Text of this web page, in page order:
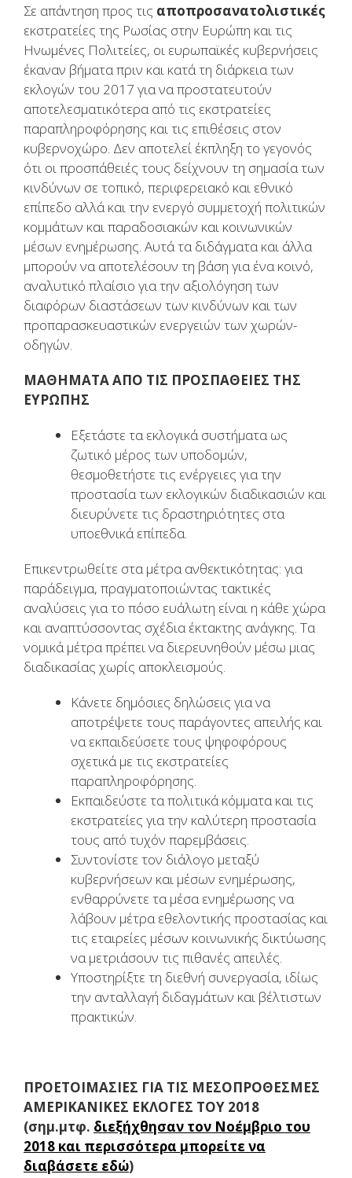
Σε απάντηση προς τις αποπροσανατολιστικές
εκστρατείες της Ρωσίας στην Ευρώπη και τις
Ηνωμένες Πολιτείες, οι ευρωπαϊκές κυβερνήσεις
έκαναν βήματα πριν και κατά τη διάρκεια των
εκλογών του 2017 για να προστατευτούν
αποτελεσματικότερα από τις εκστρατείες
παραπληροφόρησης και τις επιθέσεις στον
κυβερνοχώρο. Δεν αποτελεί έκπληξη το γεγονός
ότι οι προσπάθειές τους δείχνουν τη σημασία των
κινδύνων σε τοπικό, περιφερειακό και εθνικό
επίπεδο αλλά και την ενεργό συμμετοχή πολιτικών
κομμάτων και παραδοσιακών και κοινωνικών
μέσων ενημέρωσης. Αυτά τα διδάγματα και άλλα
μπορούν να αποτελέσουν τη βάση για ένα κοινό,
αναλυτικό πλαίσιο για την αξιολόγηση των
διαφόρων διαστάσεων των κινδύνων και των
προπαρασκευαστικών ενεργειών των χωρών-
οδηγών.
ΜΑΘΗΜΑΤΑ ΑΠΟ ΤΙΣ ΠΡΟΣΠΑΘΕΙΕΣ ΤΗΣ
ΕΥΡΩΠΗΣ
Εξετάστε τα εκλογικά συστήματα ως
ζωτικό μέρος των υποδομών,
θεσμοθετήστε τις ενέργειες για την
προστασία των εκλογικών διαδικασιών και
διευρύνετε τις δραστηριότητες στα
υποεθνικά επίπεδα.
Επικεντρωθείτε στα μέτρα ανθεκτικότητας: για
παράδειγμα, πραγματοποιώντας τακτικές
αναλύσεις για το πόσο ευάλωτη είναι η κάθε χώρα
και αναπτύσσοντας σχέδια έκτακτης ανάγκης. Τα
νομικά μέτρα πρέπει να διερευνηθούν μέσω μιας
διαδικασίας χωρίς αποκλεισμούς.
Κάνετε δημόσιες δηλώσεις για να
αποτρέψετε τους παράγοντες απειλής και
να εκπαιδεύσετε τους ψηφοφόρους
σχετικά με τις εκστρατείες
παραπληροφόρησης.
Εκπαιδεύστε τα πολιτικά κόμματα και τις
εκστρατείες για την καλύτερη προστασία
τους από τυχόν παρεμβάσεις.
Συντονίστε τον διάλογο μεταξύ
κυβερνήσεων και μέσων ενημέρωσης,
ενθαρρύνετε τα μέσα ενημέρωσης να
λάβουν μέτρα εθελοντικής προστασίας και
τις εταιρείες μέσων κοινωνικής δικτύωσης
να μετριάσουν τις πιθανές απειλές.
Υποστηρίξτε τη διεθνή συνεργασία, ιδίως
την ανταλλαγή διδαγμάτων και βέλτιστων
πρακτικών.
ΠΡΟΕΤΟΙΜΑΣΙΕΣ ΓΙΑ ΤΙΣ ΜΕΣΟΠΡΟΘΕΣΜΕΣ
ΑΜΕΡΙΚΑΝΙΚΕΣ ΕΚΛΟΓΕΣ ΤΟΥ 2018
(σημ.μτφ. διεξήχθησαν τον Νοέμβριο του
2018 και περισσότερα μπορείτε να
διαβάσετε εδώ)